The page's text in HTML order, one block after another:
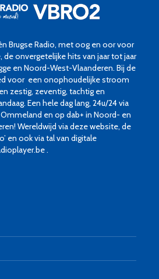
Brugse Radio, met oog en oor voor
de onvergetelijke hits van jaar tot jaar
en Noord-West-Vlaanderen. Bij de
voor een onophoudelijke stroom
zestig, zeventig, tachtig en
Een hele dag lang, 24u/24 via
Ommeland en op dab+ in Noord- en
Wereldwijd via deze website, de
en ook via tal van digitale
.